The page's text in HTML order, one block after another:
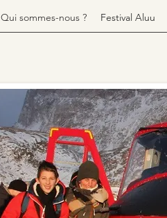
Qui sommes-nous ? Festival Aluu